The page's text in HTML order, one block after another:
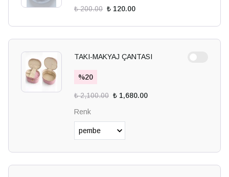
₺ 200.00 ₺ 120.00
TAKI-MAKYAJ ÇANTASI
%20
₺ 2,100.00 ₺ 1,680.00
Renk